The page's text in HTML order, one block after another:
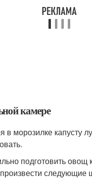
камере
в морозилке капусту
подготовить овощ
следующие